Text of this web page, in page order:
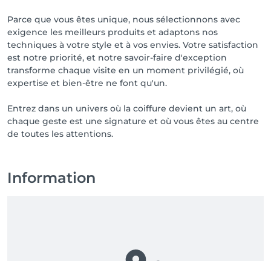
Parce que vous êtes unique, nous sélectionnons avec
exigence les meilleurs produits et adaptons nos
techniques à votre style et à vos envies. Votre satisfaction
est notre priorité, et notre savoir-faire d'exception
transforme chaque visite en un moment privilégié, où
expertise et bien-être ne font qu'un.
Entrez dans un univers où la coiffure devient un art, où
chaque geste est une signature et où vous êtes au centre
de toutes les attentions.
Information